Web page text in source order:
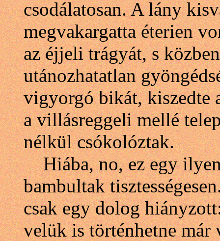
csodálatosan. A lány
megvakargatta éterien
az éjjeli trágyát, s
utánozhatatlan
vigyorgó bikát, kiszedte
a villásreggeli mellé
nélkül csókolóztak.
Hiába, no, ez egy
bambultak
csak egy dolog
velük is történhetne már